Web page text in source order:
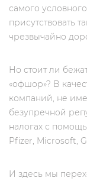
самого
присутствовать
чрезвычайно
Но стоит ли
«офшор»? В
компаний, не
безупречной
налогах с
Pfizer, Microsoft,
И здесь мы